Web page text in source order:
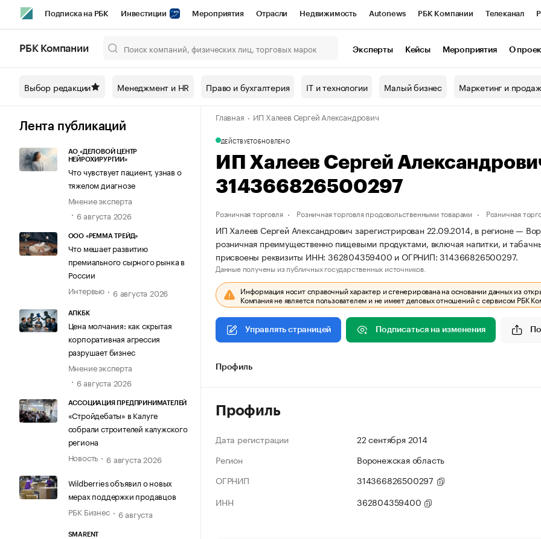
Подписка на РБК Инвестиции Мероприятия Отрасли Недвижимость Autonews РБК Компании Телеканал
Спецпроекты СПб Конференции СПб Спецпроекты Проверка контрагентов
Технологии и медиа Рынок наличной валюты
РБК Компании Эксперты Кейсы Мероприятия О
Выбор редакции Менеджмент и HR Право и бухгалтерия IT и технологии Малый бизнес Маркетинг и
Лента публикаций
АО «ДЕЛОВОЙ ЦЕНТР
НЕЙРОХИРУРГИИ»
Что чувствует пациент, узнав о
тяжелом диагнозе
Мнение эксперта
6 августа 2026
ООО «РЕММА ТРЕЙД»
Что мешает развитию
премиального сырного рынка в
России
Интервью
6 августа 2026
АПКБК
Цена молчания: как скрытая
корпоративная агрессия
разрушает бизнес
Мнение эксперта
6 августа 2026
АССОЦИАЦИЯ ПРЕДПРИНИМАТЕЛЕЙ
«Стройдебаты» в Калуге
собрали строителей калужского
региона
Новость
6 августа 2026
Wildberries объявил о новых
мерах поддержки продавцов
РБК Бизнес
6 августа
SMARENT
Главная ИП Халеев Сергей Александрович
ДЕЙСТВУЕТОБНОВЛЕНО
ИП Халеев Сергей
314366826500297
Розничная торговля Розничная торговля продовольственными товарами Розничная
ИП Халеев Сергей Александрович зарегистрирован 22.09.2014, в регионе —
розничная преимущественно пищевыми продуктами, включая напитки, и
присвоены реквизиты ИНН: 362804359400 и ОГРНИП: 314366826500297.
Данные получены из публичных государственных источников.
Информация носит справочный характер и сгенерирована на основании данных из
Компания не является пользователем и не имеет деловых отношений с сервисом РБК
Управлять страницей Подписаться на изменения
Профиль
Профиль
Дата регистрации
22 сентября 2014
Регион
Воронежская область
ОГРНИП
314366826500297
ИНН
362804359400